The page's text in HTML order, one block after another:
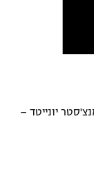
יונייטד –